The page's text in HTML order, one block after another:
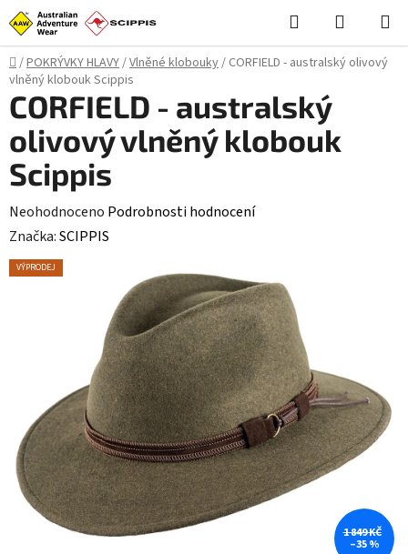
Přejít
na
obsah
Hledat
KOŠÍK
Domů
/POKRÝVKY HLAVY/Vlněné klobouky/ CORFIELD - australský olivový
vlněný klobouk Scippis
CORFIELD - australský
olivový vlněný klobouk
Scippis
Průměrné
hodnocení
produktu
Neohodnoceno Podrobnosti hodnocení
Značka:SCIPPIS
VÝPRODEJ
1 849 KČ
–35 %